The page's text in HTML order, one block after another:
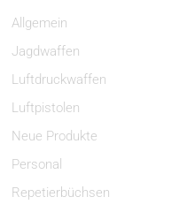
Allgemein
Jagdwaffen
Luftdruckwaffen
Luftpistolen
Neue Produkte
Personal
Repetierbüchsen